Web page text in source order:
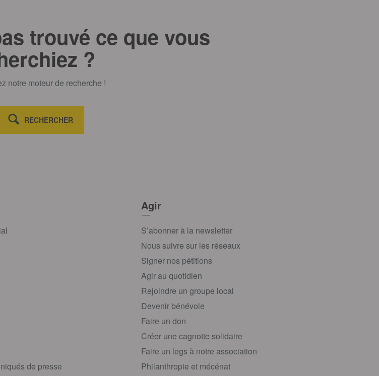
trouvé ce que vous
?
notre moteur de recherche !
RECHERCHER
de presse
Agir
S’abonner à la newsletter
Nous suivre sur les réseaux
Signer nos pétitions
Agir au quotidien
Rejoindre un groupe local
Devenir bénévole
Faire un don
Créer une cagnotte solidaire
Faire un legs à notre association
Philanthropie et mécénat